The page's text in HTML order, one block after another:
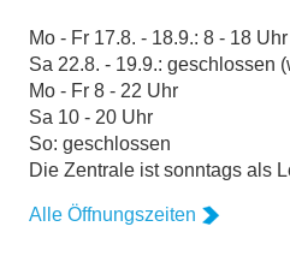
Mo - Fr 17.8. - 18.9.: 8 - 18 Uhr
Sa 22.8. - 19.9.: geschlossen
Mo - Fr 8 - 22 Uhr
Sa 10 - 20 Uhr
So: geschlossen
Die Zentrale ist sonntags als
Alle Öffnungszeiten